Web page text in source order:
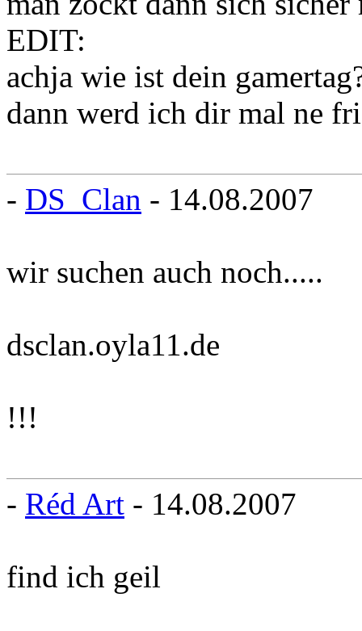
EDIT:
achja wie ist dein
dann werd ich dir mal ne
- DS_Clan - 14.08.2007
wir suchen auch noch.....
dsclan.oyla11.de
!!!
- Réd Art - 14.08.2007
find ich geil